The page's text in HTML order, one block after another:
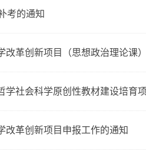
考的通知
改革创新项目（思想政治理论课
学社会科学原创性教材建设培育
改革创新项目申报工作的通知